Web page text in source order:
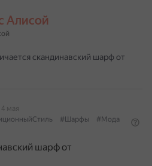
Алисой
скандинавский шарф от
14 мая
#Шарфы
#Мода
шарф от